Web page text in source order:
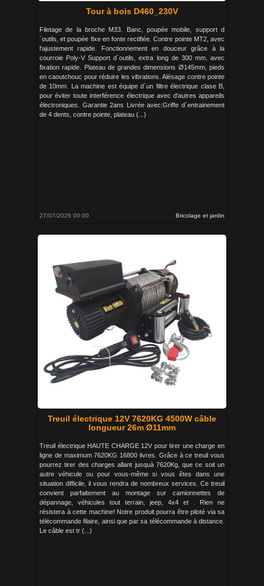
Tour à bois D460_230V
Filetage de la broche M33. Banc, poupée mobile, support d
´outils, et poupée fixe en fonte rectifiée. Contre pointe MT2, avec
l‘ajustement rapide. Fonctionnement en douceur grâce à la
courroie Poly-V Support d´outils, extra long de 300 mm, avec
fixation rapide. Plateau de grandes dimensions Ø145mm, pieds
en caoutchouc pour réduire les vibrations. Alésage contre pointe
de 10mm. La machine est équipe d´un filtre électrique clase B,
pour éviter toute interférence électrique avec d‘autres appareils
électroniques. Garantie 2ans Livrée avec:Griffe d´entrainement
de 4 dents, contre pointe, plateau (...)
27/07/2026 00:00 Bricolage et jardin
Treuil électrique 12V 7620KG 4500W câble
longueur 26m Ø11mm
Treuil électrique HAUTE CHARGE 12V pour tirer une charge en
ligne de maximum 7620KG 16800 livres. Grâce à ce treuil vous
pourrez tirer des charges allant jusquà 7620Kg, que ce soit un
autre véhicule ou pour vous-même si vous êtes dans une
situation difficile, il vous rendra de nombreux services. Ce treuil
convient parfaitement au montage sur camionnettes de
dépannage, véhicules tout terrain, jeep, 4x4 et . Rien ne
résistera à cette machine! Notre produit pourra être piloté via sa
télécommande filaire, ainsi que par sa télécommande à distance.
Le câble est tr (...)